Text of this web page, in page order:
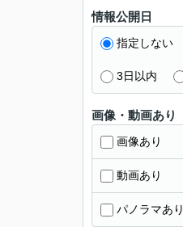
情報公開日
指定しない
3日以内
画像・動画あり
画像あり
動画あり
パノラマあり